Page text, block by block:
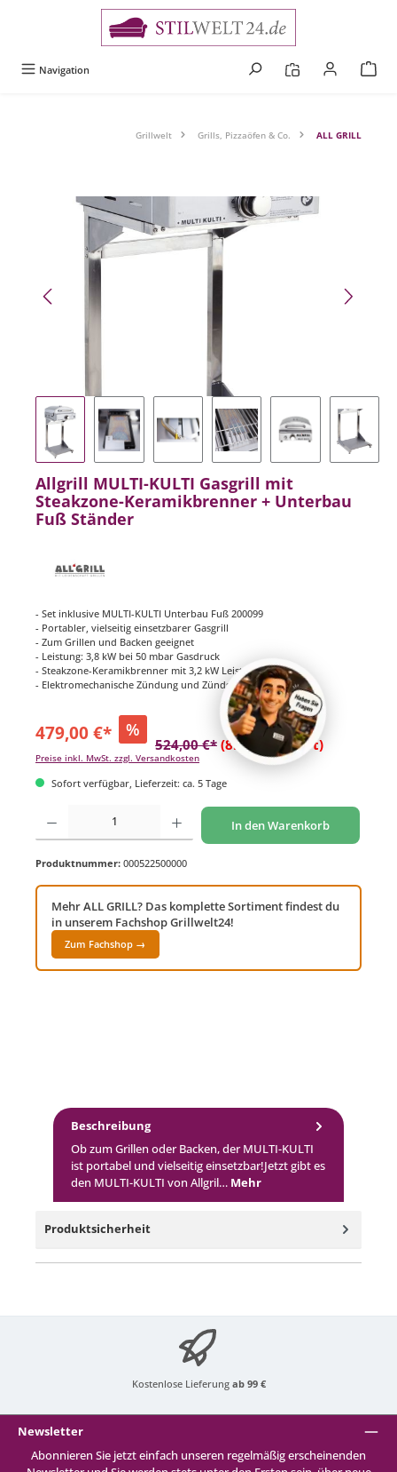
Navigation
Grillwelt Grills, Pizzaöfen & Co. ALL GRILL
Bildergalerie überspringen
Allgrill MULTI-KULTI Gasgrill mit
Steakzone-Keramikbrenner + Unterbau
Fuß Ständer
- Set inklusive MULTI-KULTI Unterbau Fuß 200099
- Portabler, vielseitig einsetzbarer Gasgrill
- Zum Grillen und Backen geeignet
- Leistung: 3,8 kW bei 50 mbar Gasdruck
- Steakzone-Keramikbrenner mit 3,2 kW Leistung
- Elektromechanische Zündung und Zündsicherung
479,00 €* %
524,00 €* (8.59% gespart)
Preise inkl. MwSt. zzgl. Versandkosten
Sofort verfügbar, Lieferzeit: ca. 5 Tage
Produkt Anzahl: Gib den gewünschten Wert ein oder benutze die Schaltflächen um
In den Warenkorb
Produktnummer: 000522500000
Mehr ALL GRILL? Das komplette Sortiment findest du
in unserem Fachshop Grillwelt24!
Zum Fachshop →
Beschreibung
Ob zum Grillen oder Backen, der MULTI-KULTI
ist portabel und vielseitig einsetzbar!Jetzt gibt es
den MULTI-KULTI von Allgril… Mehr
Produktsicherheit
Kostenlose Lieferung ab 99 €
Newsletter
Abonnieren Sie jetzt einfach unseren regelmäßig erscheinenden